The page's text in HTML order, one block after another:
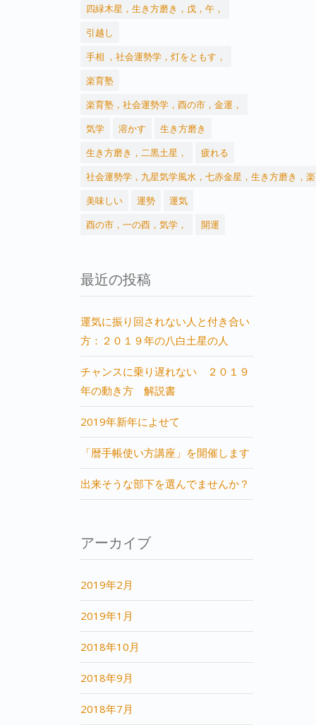
四緑木星，生き方磨き，戊，午，
引越し
手相 ，社会運勢学，灯をともす，
楽育塾
楽育塾，社会運勢学，酉の市，金運，
気学
溶かす
生き方磨き
生き方磨き，二黒土星，
疲れる
社会運勢学，九星気学風水，七赤金星，生き方磨き，
美味しい
運勢
運気
酉の市，一の酉，気学，
開運
最近の投稿
運気に振り回されない人と付き合い
方：２０１９年の八白土星の人
チャンスに乗り遅れない ２０１９
年の動き方 解説書
2019年新年によせて
「暦手帳使い方講座」を開催します
出来そうな部下を選んでませんか？
アーカイブ
2019年2月
2019年1月
2018年10月
2018年9月
2018年7月